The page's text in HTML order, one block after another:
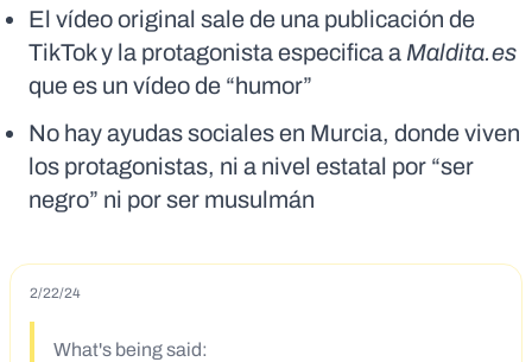
El vídeo original sale de una publicación de
TikTok y la protagonista especifica a Maldita.es
que es un vídeo de “humor”
No hay ayudas sociales en Murcia, donde viven
los protagonistas, ni a nivel estatal por “ser
negro” ni por ser musulmán
2/22/24
What's being said: